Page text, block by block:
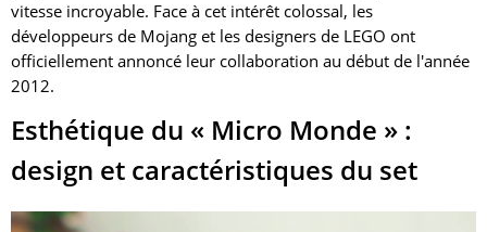
vitesse incroyable. Face à cet intérêt colossal, les
développeurs de Mojang et les designers de LEGO ont
officiellement annoncé leur collaboration au début de l'année
2012.
Esthétique du « Micro Monde » :
design et caractéristiques du set